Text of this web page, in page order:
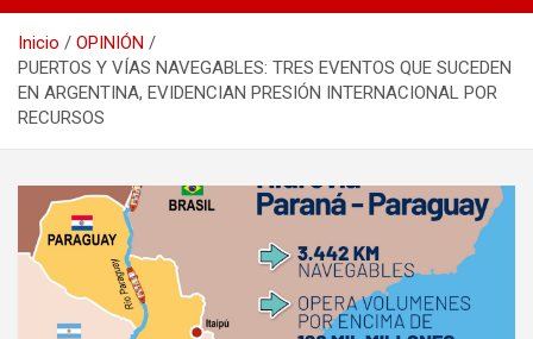
Inicio
OPINIÓN
PUERTOS Y VÍAS NAVEGABLES: TRES EVENTOS QUE SUCEDEN
EN ARGENTINA, EVIDENCIAN PRESIÓN INTERNACIONAL POR
RECURSOS